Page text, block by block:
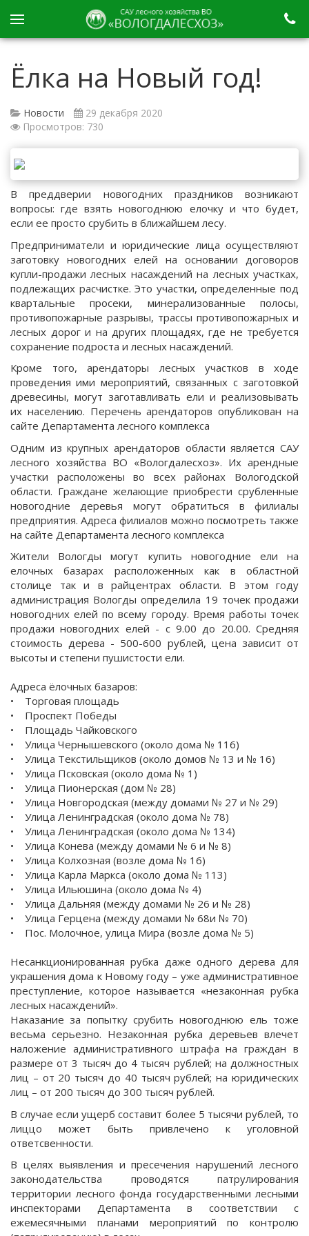
Ёлка на Новый год!
Новости
29 декабря 2020
Просмотров: 730
В преддверии новогодних праздников возникают
вопросы: где взять новогоднюю елочку и что будет,
если ее просто срубить в ближайшем лесу.
Предприниматели и юридические лица осуществляют
заготовку новогодних елей на основании договоров
купли-продажи лесных насаждений на лесных участках,
подлежащих расчистке. Это участки, определенные под
квартальные просеки, минерализованные полосы,
противопожарные разрывы, трассы противопожарных и
лесных дорог и на других площадях, где не требуется
сохранение подроста и лесных насаждений.
Кроме того, арендаторы лесных участков в ходе
проведения ими мероприятий, связанных с заготовкой
древесины, могут заготавливать ели и реализовывать
их населению. Перечень арендаторов опубликован на
сайте Департамента лесного комплекса
Одним из крупных арендаторов области является САУ
лесного хозяйства ВО «Вологдалесхоз». Их арендные
участки расположены во всех районах Вологодской
области. Граждане желающие приобрести срубленные
новогодние деревья могут обратиться в филиалы
предприятия. Адреса филиалов можно посмотреть также
на сайте Департамента лесного комплекса
Жители Вологды могут купить новогодние ели на
елочных базарах расположенных как в областной
столице так и в райцентрах области. В этом году
администрация Вологды определила 19 точек продажи
новогодних елей по всему городу. Время работы точек
продажи новогодних елей - с 9.00 до 20.00. Средняя
стоимость дерева - 500-600 рублей, цена зависит от
высоты и степени пушистости ели.
Адреса ёлочных базаров:
• Торговая площадь
• Проспект Победы
• Площадь Чайковского
• Улица Чернышевского (около дома № 116)
• Улица Текстильщиков (около домов № 13 и № 16)
• Улица Псковская (около дома № 1)
• Улица Пионерская (дом № 28)
• Улица Новгородская (между домами № 27 и № 29)
• Улица Ленинградская (около дома № 78)
• Улица Ленинградская (около дома № 134)
• Улица Конева (между домами № 6 и № 8)
• Улица Колхозная (возле дома № 16)
• Улица Карла Маркса (около дома № 113)
• Улица Ильюшина (около дома № 4)
• Улица Дальняя (между домами № 26 и № 28)
• Улица Герцена (между домами № 68и № 70)
• Пос. Молочное, улица Мира (возле дома № 5)
Несанкционированная рубка даже одного дерева для
украшения дома к Новому году – уже административное
преступление, которое называется «незаконная рубка
лесных насаждений».
Наказание за попытку срубить новогоднюю ель тоже
весьма серьезно. Незаконная рубка деревьев влечет
наложение административного штрафа на граждан в
размере от 3 тысяч до 4 тысяч рублей; на должностных
лиц – от 20 тысяч до 40 тысяч рублей; на юридических
лиц – от 200 тысяч до 300 тысяч рублей.
В случае если ущерб составит более 5 тысячи рублей, то
лиццо может быть привлечено к уголовной
ответсвенности.
В целях выявления и пресечения нарушений лесного
законодательства проводятся патрулирования
территории лесного фонда государственными лесными
инспекторами Департамента в соответствии с
ежемесячными планами мероприятий по контролю